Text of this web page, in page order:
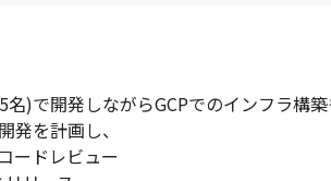
)で開発しながらGCPでのインフラ構築
発を計画し、
ードレビュー